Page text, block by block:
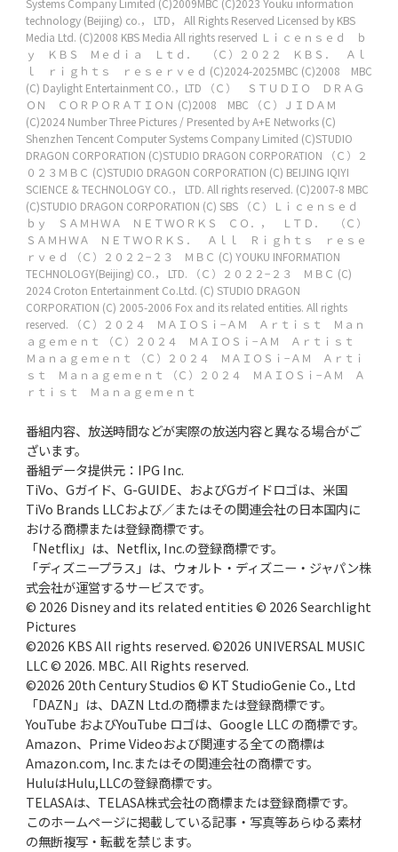
Systems Company Limited (C)2009MBC (C)2023 Youku information
technology (Beijing) co.， LTD， All Rights Reserved Licensed by KBS
Media Ltd. (C)2008 KBS Media All rights reserved Ｌｉｃｅｎｓｅｄ ｂ
ｙ ＫＢＳ Ｍｅｄｉａ Ｌｔｄ． （Ｃ）２０２２ ＫＢＳ． Ａｌ
ｌ ｒｉｇｈｔｓ ｒｅｓｅｒｖｅｄ (C)2024-2025MBC (C)2008 MBC
(C) Daylight Entertainment CO.，LTD
（Ｃ） ＳＴＵＤＩＯ ＤＲＡＧ
ＯＮ ＣＯＲＰＯＲＡＴＩＯＮ (C)2008 MBC
（Ｃ）ＪＩＤＡＭ
(C)2024 Number Three Pictures / Presented by A+E Networks (C)
Shenzhen Tencent Computer Systems Company Limited (C)STUDIO
DRAGON CORPORATION (C)STUDIO DRAGON CORPORATION
（Ｃ）２
０２３ＭＢＣ (C)STUDIO DRAGON CORPORATION (C) BEIJING IQIYI
SCIENCE & TECHNOLOGY CO.， LTD. All rights reserved. (C)2007-8 MBC
(C)STUDIO DRAGON CORPORATION (C) SBS
（Ｃ）Ｌｉｃｅｎｓｅｄ
ｂｙ ＳＡＭＨＷＡ ＮＥＴＷＯＲＫＳ ＣＯ．， ＬＴＤ． （Ｃ）
ＳＡＭＨＷＡ ＮＥＴＷＯＲＫＳ． Ａｌｌ Ｒｉｇｈｔｓ ｒｅｓｅ
ｒｖｅｄ
（Ｃ）２０２２−２３ ＭＢＣ (C) YOUKU INFORMATION
TECHNOLOGY(Beijing) CO.， LTD.
（Ｃ）２０２２−２３ ＭＢＣ (C)
2024 Croton Entertainment Co.Ltd. (C) STUDIO DRAGON
CORPORATION (C) 2005-2006 Fox and its related entities. All rights
reserved.
（Ｃ）２０２４ ＭＡＩＯＳｉ−ＡＭ Ａｒｔｉｓｔ Ｍａｎ
ａｇｅｍｅｎｔ
（Ｃ）２０２４ ＭＡＩＯＳｉ−ＡＭ Ａｒｔｉｓｔ
Ｍａｎａｇｅｍｅｎｔ
（Ｃ）２０２４ ＭＡＩＯＳｉ−ＡＭ Ａｒｔｉ
ｓｔ Ｍａｎａｇｅｍｅｎｔ
（Ｃ）２０２４ ＭＡＩＯＳｉ−ＡＭ Ａ
ｒｔｉｓｔ Ｍａｎａｇｅｍｅｎｔ
番組内容、放送時間などが実際の放送内容と異なる場合がご
ざいます。
番組データ提供元：IPG Inc.
TiVo、Gガイド、G-GUIDE、およびGガイドロゴは、米国
TiVo Brands LLCおよび／またはその関連会社の日本国内に
おける商標または登録商標です。
「Netflix」は、Netflix, Inc.の登録商標です。
「ディズニープラス」は、ウォルト・ディズニー・ジャパン株
式会社が運営するサービスです。
© 2026 Disney and its related entities © 2026 Searchlight
Pictures
©2026 KBS All rights reserved. ©2026 UNIVERSAL MUSIC
LLC © 2026. MBC. All Rights reserved.
©2026 20th Century Studios © KT StudioGenie Co., Ltd
「DAZN」は、DAZN Ltd.の商標または登録商標です。
YouTube およびYouTube ロゴは、Google LLC の商標です。
Amazon、Prime Videoおよび関連する全ての商標は
Amazon.com, Inc.またはその関連会社の商標です。
HuluはHulu,LLCの登録商標です。
TELASAは、TELASA株式会社の商標または登録商標です。
このホームページに掲載している記事・写真等あらゆる素材
の無断複写・転載を禁じます。